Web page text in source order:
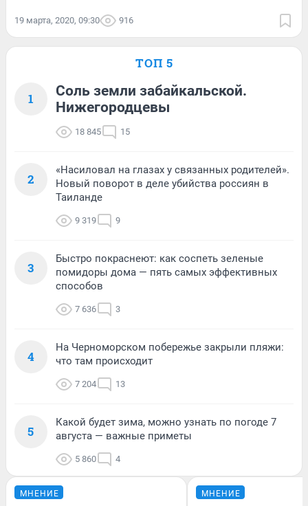
19 марта, 2020, 09:30 916
ТОП 5
1
Соль земли забайкальской.
Нижегородцевы
18 845 15
2
«Насиловал на глазах у связанных родителей».
Новый поворот в деле убийства россиян в
Таиланде
9 319 9
3
Быстро покраснеют: как соспеть зеленые
помидоры дома — пять самых эффективных
способов
7 636 3
4
На Черноморском побережье закрыли пляжи:
что там происходит
7 204 13
5
Какой будет зима, можно узнать по погоде 7
августа — важные приметы
5 860 4
МНЕНИЕ МНЕНИЕ